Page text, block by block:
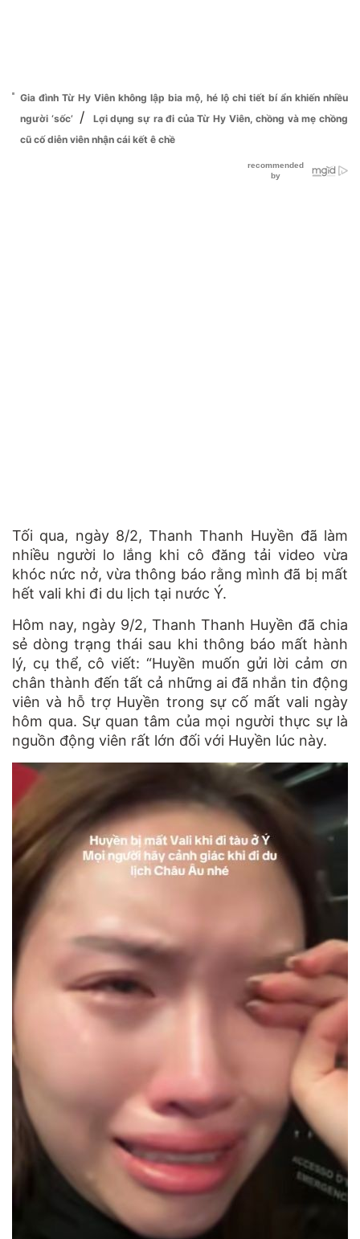
Gia đình Từ Hy Viên không lập bia mộ, hé lộ chi tiết bí ẩn khiến nhiều
người ‘sốc’ /
Lợi dụng sự ra đi của Từ Hy Viên, chồng và mẹ chồng
cũ cố diễn viên nhận cái kết ê chề
Tối qua, ngày 8/2, Thanh Thanh Huyền đã làm
nhiều người lo lắng khi cô đăng tải video vừa
khóc nức nở, vừa thông báo rằng mình đã bị mất
hết vali khi đi du lịch tại nước Ý.
Hôm nay, ngày 9/2, Thanh Thanh Huyền đã chia
sẻ dòng trạng thái sau khi thông báo mất hành
lý, cụ thể, cô viết: “Huyền muốn gửi lời cảm ơn
chân thành đến tất cả những ai đã nhắn tin động
viên và hỗ trợ Huyền trong sự cố mất vali ngày
hôm qua. Sự quan tâm của mọi người thực sự là
nguồn động viên rất lớn đối với Huyền lúc này.